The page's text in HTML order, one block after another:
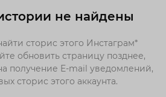
не найдены
сторис этого Инстаграм*
обновить страницу позднее,
получение E-mail уведомлений,
сторис этого аккаунта.